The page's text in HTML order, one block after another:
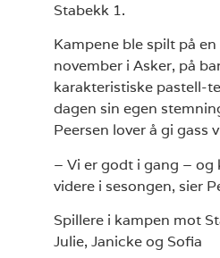
Stabekk 1.
Kampene ble spilt på
november i Asker, på
karakteristiske pastell-
dagen sin egen
Peersen lover å gi gass
– Vi er godt i gang – og
videre i sesongen, sier
Spillere i kampen mot
Julie, Janicke og Sofia